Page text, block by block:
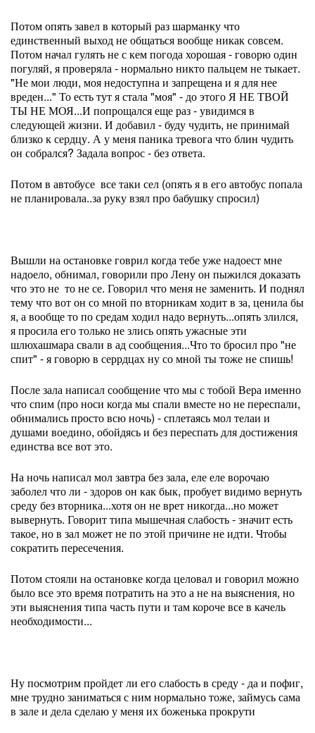
Потом опять завел в который раз шарманку что
единственный выход не общаться вообще никак совсем.
Потом начал гулять не с кем погода хорошая - говорю один
погуляй, я проверяла - нормально никто пальцем не тыкает.
"Не мои люди, моя недоступна и запрещена и я для нее
вреден..." То есть тут я стала "моя" - до этого Я НЕ ТВОЙ
ТЫ НЕ МОЯ...И попрощался еще раз - увидимся в
следующей жизни. И добавил - буду чудить, не принимай
близко к сердцу. А у меня паника тревога что блин чудить
он собрался? Задала вопрос - без ответа.
Потом в автобусе все таки сел (опять я в его автобус попала
не планировала..за руку взял про бабушку спросил)
Вышли на остановке говрил когда тебе уже надоест мне
надоело, обнимал, говорили про Лену он пыжился доказать
что это не то не се. Говорил что меня не заменить. И поднял
тему что вот он со мной по вторникам ходит в за, ценила бы
я, а вообще то по средам ходил надо вернуть...опять злился,
я просила его только не злись опять ужасные эти
шлюхашмара свали в ад сообщения...Что то бросил про "не
спит" - я говорю в серрдцах ну со мной ты тоже не спишь!
После зала написал сообщение что мы с тобой Вера именно
что спим (про носи когда мы спали вместе но не переспали,
обнимались просто всю ночь) - сплетаясь мол телаи и
душами воедино, обойдясь и без переспать для достижения
единства все вот это.
На ночь написал мол завтра без зала, еле еле ворочаю
заболел что ли - здоров он как бык, пробует видимо вернуть
среду без вторника...хотя он не врет никогда...но может
вывернуть. Говорит типа мышечная слабость - значит есть
такое, но в зал может не по этой причине не идти. Чтобы
сократить пересечения.
Потом стояли на остановке когда целовал и говорил можно
было все это время потратить на это а не на выяснения, но
эти выяснения типа часть пути и там короче все в качель
необходимости...
Ну посмотрим пройдет ли его слабость в среду - да и пофиг,
мне трудно заниматься с ним нормально тоже, займусь сама
в зале и дела сделаю у меня их боженька прокрути